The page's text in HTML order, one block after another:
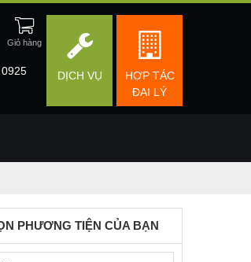
HỢP TÁC
ĐẠI LÝ
DỊCH VỤ
PHƯƠNG TIỆN CỦA BẠN